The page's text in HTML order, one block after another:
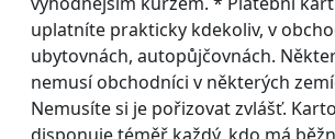
uplatníte prakticky kdekoliv, v
ubytovnách, autopůjčovnách.
nemusí obchodníci v některých
Nemusíte si je pořizovat zvlášť.